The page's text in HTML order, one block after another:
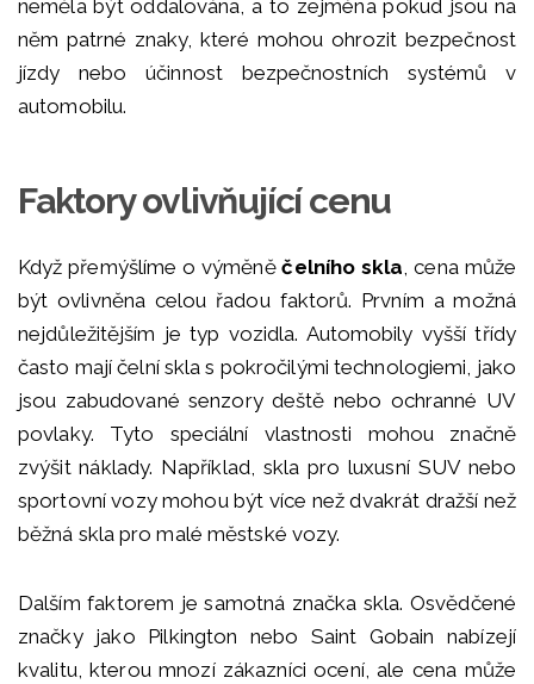
neměla být oddalována, a to zejména pokud jsou na
něm patrné znaky, které mohou ohrozit bezpečnost
jízdy nebo účinnost bezpečnostních systémů v
automobilu.
Faktory ovlivňující cenu
Když přemýšlíme o výměněčelního skla, cena může
být ovlivněna celou řadou faktorů. Prvním a možná
nejdůležitějším je typ vozidla. Automobily vyšší třídy
často mají čelní skla s pokročilými technologiemi, jako
jsou zabudované senzory deště nebo ochranné UV
povlaky. Tyto speciální vlastnosti mohou značně
zvýšit náklady. Například, skla pro luxusní SUV nebo
sportovní vozy mohou být více než dvakrát dražší než
běžná skla pro malé městské vozy.
Dalším faktorem je samotná značka skla. Osvědčené
značky jako Pilkington nebo Saint Gobain nabízejí
kvalitu, kterou mnozí zákazníci ocení, ale cena může